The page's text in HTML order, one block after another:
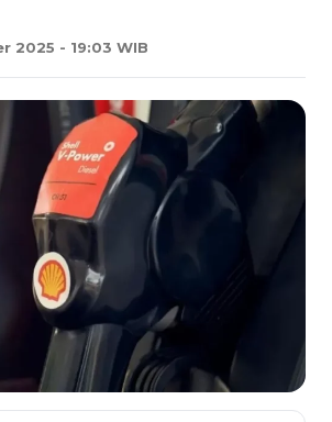
2025 - 19:03 WIB